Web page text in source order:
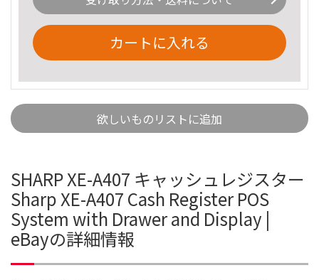
カートに入れる
欲しいものリストに追加
SHARP XE-A407 キャッシュレジスター
Sharp XE-A407 Cash Register POS
System with Drawer and Display |
eBayの詳細情報